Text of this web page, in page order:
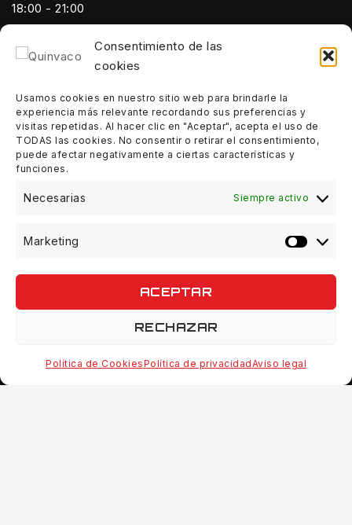
Consentimiento de las
cookies
Usamos cookies en nuestro sitio web para brindarle la
experiencia más relevante recordando sus preferencias y
visitas repetidas. Al hacer clic en "Aceptar", acepta el uso de
TODAS las cookies. No consentir o retirar el consentimiento,
puede afectar negativamente a ciertas características y
funciones.
Necesarias Siempre activo
Marketing
ACEPTAR
RECHAZAR
Política de CookiesPolítica de privacidadAviso legal
18:00 - 21:00
Sábados:
Domingos:
Cerrado
© 2026 Quinvaco - WordPress Theme byAvanam